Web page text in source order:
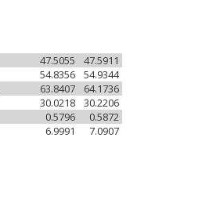
47.5911
47.5055
54.9344
54.8356
64.1736
63.8407
30.2206
30.0218
0.5872
0.5796
7.0907
6.9991